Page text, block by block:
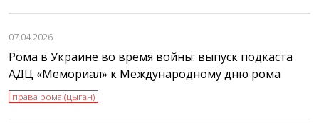
07.04.2026
Рома в Украине во время войны: выпуск подкаста
АДЦ «Мемориал» к Международному дню рома
права рома (цыган)